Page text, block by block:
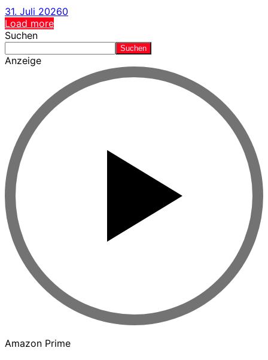
31. Juli 20260
Load more
Suchen
Suchen
Anzeige
Amazon Prime